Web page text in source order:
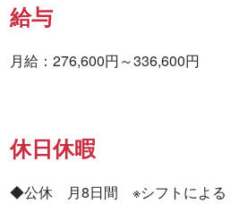
給与
月給：276,600円～336,600円
休日休暇
◆公休　月8日間　※シフトによる